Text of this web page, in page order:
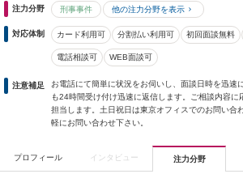
注力分野 刑事事件 他の注力分野を表示
対応体制 カード利用可 分割払い利用可 初回面談無料
電話相談可 WEB面談可
注意補足
お電話にて簡単に状況をお伺いし、面談日時を迅速
も24時間受け付け迅速に返信します。ご相談内容に
担当します。土日祝日は東京オフィスでのお問い合
軽にお問い合わせ下さい。
プロフィール インタビュー 注力分野